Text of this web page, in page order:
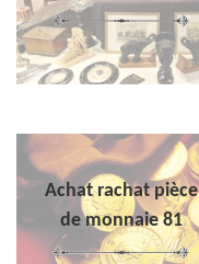
Achat rachat pièce
de monnaie 81